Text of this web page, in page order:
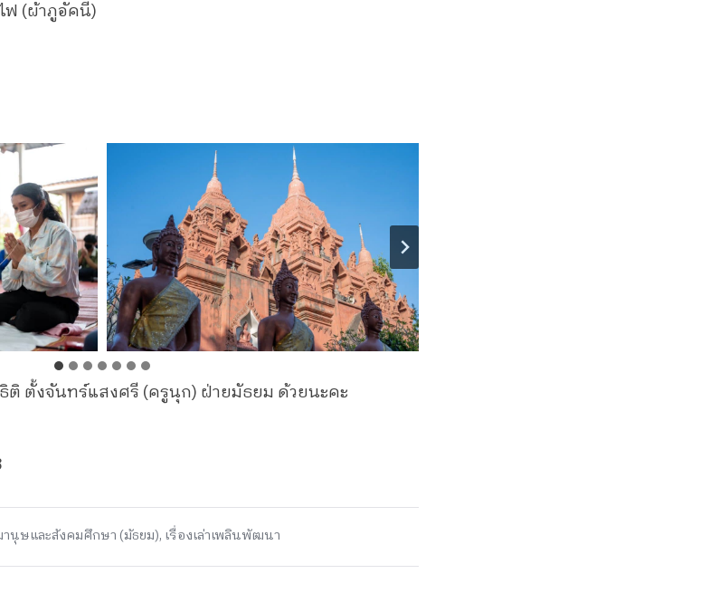
ฟ (ผ้าภูอัคนี)
ตั้งจันทร์แสงศรี (ครูนุก) ฝ่ายมัธยม ด้วยนะคะ
นุษและสังคมศึกษา (มัธยม), เรื่องเล่าเพลินพัฒนา